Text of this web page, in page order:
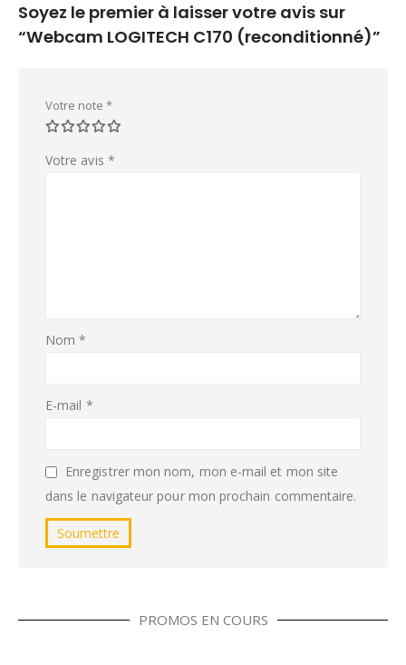
Soyez le premier à laisser votre avis sur
“Webcam LOGITECH C170 (reconditionné)”
Votre note *
Votre avis *
Nom*
E-mail *
Enregistrer mon nom, mon e-mail et mon site
dans le navigateur pour mon prochain commentaire.
PROMOS EN COURS